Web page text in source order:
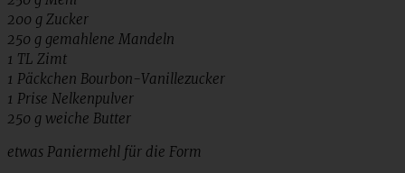
200 g Zucker
250 g gemahlene Mandeln
1 TL Zimt
1 Päckchen Bourbon-Vanillezucker
1 Prise Nelkenpulver
250 g weiche Butter
etwas Paniermehl für die Form